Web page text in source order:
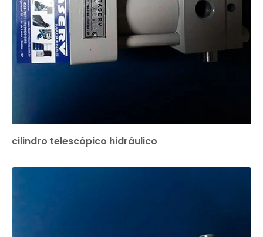
cilindro telescópico hidráulico